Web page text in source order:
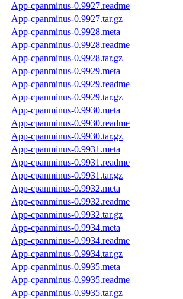
App-cpanminus-0.9927.readme
App-cpanminus-0.9927.tar.gz
App-cpanminus-0.9928.meta
App-cpanminus-0.9928.readme
App-cpanminus-0.9928.tar.gz
App-cpanminus-0.9929.meta
App-cpanminus-0.9929.readme
App-cpanminus-0.9929.tar.gz
App-cpanminus-0.9930.meta
App-cpanminus-0.9930.readme
App-cpanminus-0.9930.tar.gz
App-cpanminus-0.9931.meta
App-cpanminus-0.9931.readme
App-cpanminus-0.9931.tar.gz
App-cpanminus-0.9932.meta
App-cpanminus-0.9932.readme
App-cpanminus-0.9932.tar.gz
App-cpanminus-0.9934.meta
App-cpanminus-0.9934.readme
App-cpanminus-0.9934.tar.gz
App-cpanminus-0.9935.meta
App-cpanminus-0.9935.readme
App-cpanminus-0.9935.tar.gz